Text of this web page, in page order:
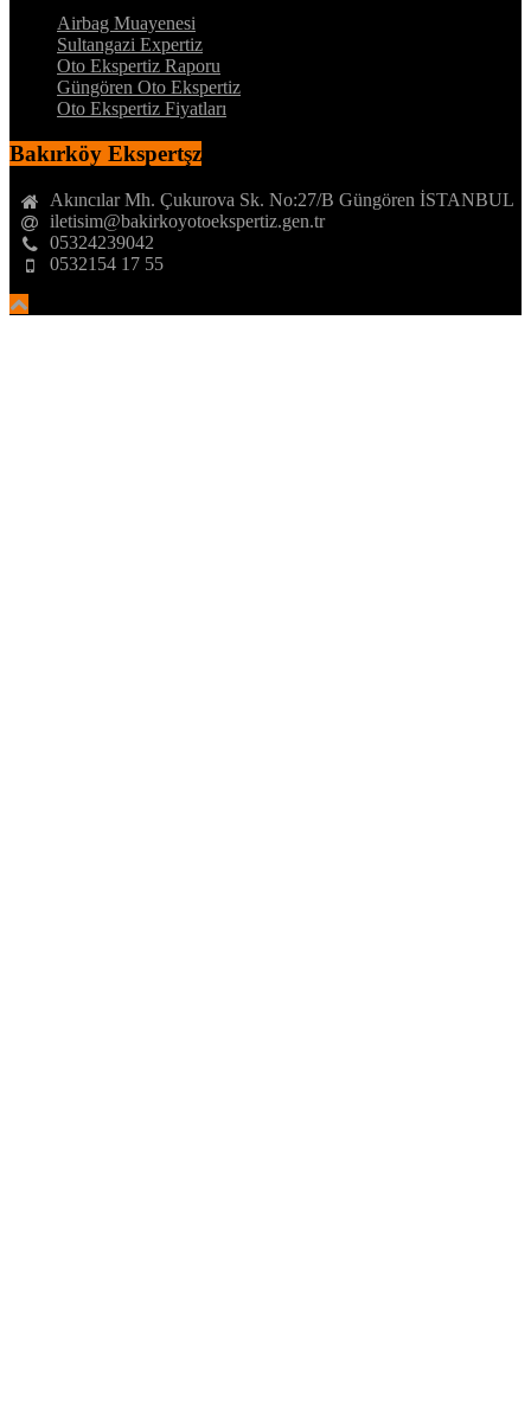
Airbag Muayenesi
Sultangazi Expertiz
Oto Ekspertiz Raporu
Güngören Oto Ekspertiz
Oto Ekspertiz Fiyatları
Bakırköy Ekspertşz
Akıncılar Mh. Çukurova Sk. No:27/B Güngören İSTANBUL
iletisim@bakirkoyotoekspertiz.gen.tr
05324239042
0532154 17 55